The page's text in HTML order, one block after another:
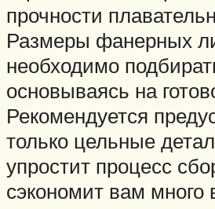
прочности
Размеры фанерных
необходимо
основываясь на
Рекомендуется
только цельные
упростит процесс
сэкономит вам много